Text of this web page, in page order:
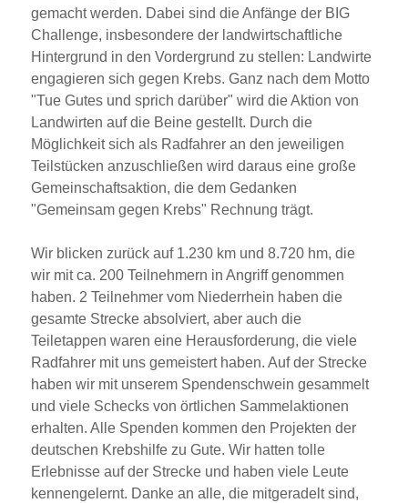
gemacht werden. Dabei sind die Anfänge der BIG
Challenge, insbesondere der landwirtschaftliche
Hintergrund in den Vordergrund zu stellen: Landwirte
engagieren sich gegen Krebs. Ganz nach dem Motto
Tue Gutes und sprich darüber
wird die Aktion von
Landwirten auf die Beine gestellt. Durch die
Möglichkeit sich als Radfahrer an den jeweiligen
Teilstücken anzuschließen wird daraus eine große
Gemeinschaftsaktion, die dem Gedanken
Gemeinsam gegen Krebs
Rechnung trägt.
Wir blicken zurück auf 1.230 km und 8.720 hm, die
wir mit ca. 200 Teilnehmern in Angriff genommen
haben. 2 Teilnehmer vom Niederrhein haben die
gesamte Strecke absolviert, aber auch die
Teiletappen waren eine Herausforderung, die viele
Radfahrer mit uns gemeistert haben. Auf der Strecke
haben wir mit unserem Spendenschwein gesammelt
und viele Schecks von örtlichen Sammelaktionen
erhalten. Alle Spenden kommen den Projekten der
deutschen Krebshilfe zu Gute. Wir hatten tolle
Erlebnisse auf der Strecke und haben viele Leute
kennengelernt. Danke an alle, die mitgeradelt sind,